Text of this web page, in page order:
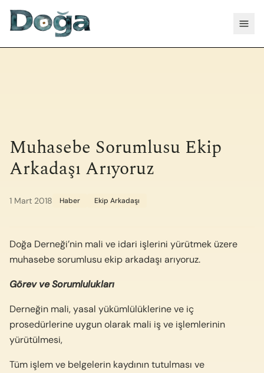
Muhasebe Sorumlusu Ekip
Arkadaşı Arıyoruz
1 Mart 2018 Haber Ekip Arkadaşı
Doğa Derneği’nin mali ve idari işlerini yürütmek üzere
muhasebe sorumlusu ekip arkadaşı arıyoruz.
Görev ve Sorumlulukları
Derneğin mali, yasal yükümlülüklerine ve iç
prosedürlerine uygun olarak mali iş ve işlemlerinin
yürütülmesi,
Tüm işlem ve belgelerin kaydının tutulması ve